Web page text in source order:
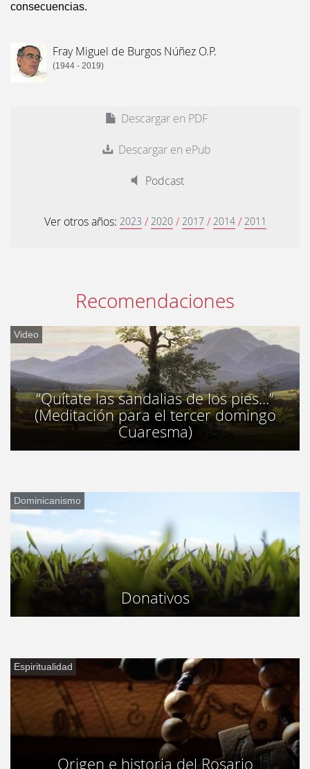
consecuencias.
Fray Miguel de Burgos Núñez O.P.
(1944 - 2019)
Descargar en PDF
Descargar en ePub
Podcast
Ver otros años: 2023 / 2020 / 2017 / 2014 / 2011
Recomendaciones
Video
“Quítate las sandalias de los pies...”
(Meditación para el tercer domingo
Cuaresma)
Dominicanismo
Donativos
Espiritualidad
Origen e historia del Rosario